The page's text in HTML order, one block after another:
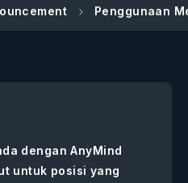
Penggunaan
dengan AnyMind
untuk posisi yang